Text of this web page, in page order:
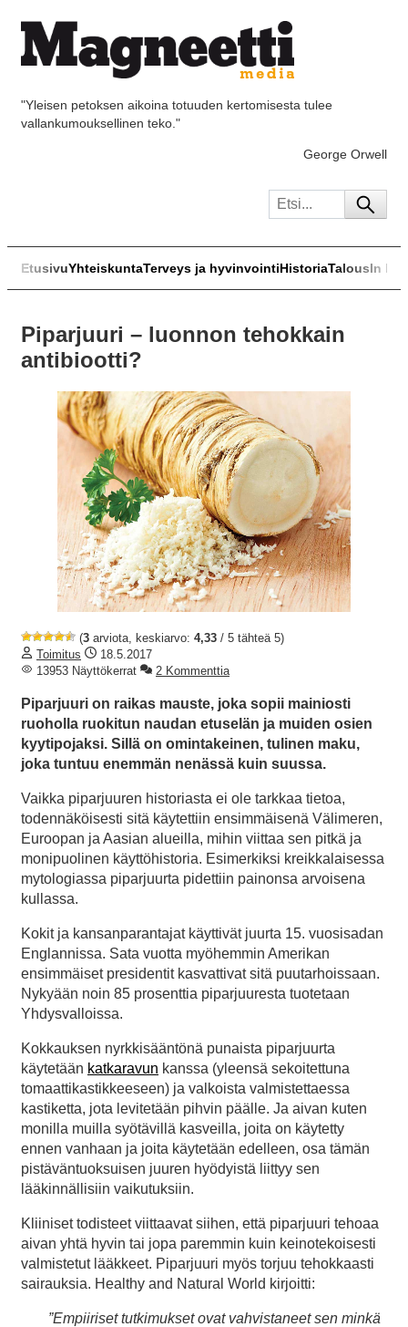
"Yleisen petoksen aikoina totuuden kertomisesta tulee
vallankumouksellinen teko."
George Orwell
EtusivuYhteiskuntaTerveys ja hyvinvointiHistoriaTalousIn
Piparjuuri – luonnon tehokkain
antibiootti?
(3 arviota, keskiarvo: 4,33 / 5 tähteä 5)
Toimitus
18.5.2017
13953 Näyttökerrat
2 Kommenttia
Piparjuuri on raikas mauste, joka sopii mainiosti
ruoholla ruokitun naudan etuselän ja muiden osien
kyytipojaksi. Sillä on omintakeinen, tulinen maku,
joka tuntuu enemmän nenässä kuin suussa.
Vaikka piparjuuren historiasta ei ole tarkkaa tietoa,
todennäköisesti sitä käytettiin ensimmäisenä Välimeren,
Euroopan ja Aasian alueilla, mihin viittaa sen pitkä ja
monipuolinen käyttöhistoria. Esimerkiksi kreikkalaisessa
mytologiassa piparjuurta pidettiin painonsa arvoisena
kullassa.
Kokit ja kansanparantajat käyttivät juurta 15. vuosisadan
Englannissa. Sata vuotta myöhemmin Amerikan
ensimmäiset presidentit kasvattivat sitä puutarhoissaan.
Nykyään noin 85 prosenttia piparjuuresta tuotetaan
Yhdysvalloissa.
Kokkauksen nyrkkisääntönä punaista piparjuurta
käytetään katkaravun kanssa (yleensä sekoitettuna
tomaattikastikkeeseen) ja valkoista valmistettaessa
kastiketta, jota levitetään pihvin päälle. Ja aivan kuten
monilla muilla syötävillä kasveilla, joita on käytetty
ennen vanhaan ja joita käytetään edelleen, osa tämän
pistäväntuoksuisen juuren hyödyistä liittyy sen
lääkinnällisiin vaikutuksiin.
Kliiniset todisteet viittaavat siihen, että piparjuuri tehoaa
aivan yhtä hyvin tai jopa paremmin kuin keinotekoisesti
valmistetut lääkkeet. Piparjuuri myös torjuu tehokkaasti
sairauksia. Healthy and Natural World kirjoitti:
”Empiiriset tutkimukset ovat vahvistaneet sen minkä